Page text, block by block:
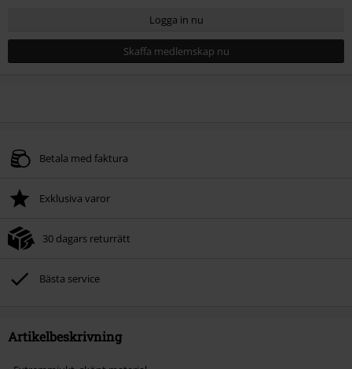
Logga in nu
Skaffa medlemskap nu
Betala med faktura
Exklusiva varor
30 dagars returrätt
Bästa service
Artikelbeskrivning